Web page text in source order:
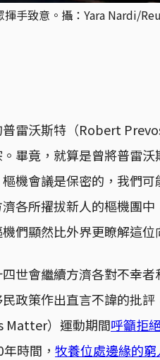
手致意。攝：Yara Nardi/
雷沃斯特（Robert
畢竟，就算是曾將普雷
機會議是保密的，我們
各所擢拔新人的樞機團中
機們顯然比外界更瞭解這位
四世會繼續方濟各對不幸
政策作出直言不諱的批
Matter）運動期間呼籲拒
時間， 牧養位處邊緣的